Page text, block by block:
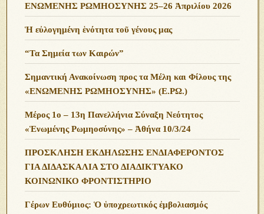
ΕΝΩΜΕΝΗΣ ΡΩΜΗΟΣΥΝΗΣ 25–26 Ἀπριλίου 2026
Ἡ εὐλογημένη ἑνότητα τοῦ γένους μας
“Τα Σημεία των Καιρών”
Σημαντική Ανακοίνωση προς τα Μέλη και Φίλους της
«ΕΝΩΜΕΝΗΣ ΡΩΜΗΟΣΥΝΗΣ» (Ε.ΡΩ.)
Μέρος 1ο – 13η Πανελλήνια Σύναξη Νεότητος
«Ἑνωμένης Ρωμηοσύνης» – Ἀθήνα 10/3/24
ΠΡΟΣΚΛΗΣΗ ΕΚΔΗΛΩΣΗΣ ΕΝΔΙΑΦΕΡΟΝΤΟΣ
ΓΙΑ ΔΙΔΑΣΚΑΛΙΑ ΣΤΟ ΔΙΑΔΙΚΤΥΑΚΟ
ΚΟΙΝΩΝΙΚΟ ΦΡΟΝΤΙΣΤΗΡΙΟ
Γέρων Ευθύμιος: Ὁ ὑποχρεωτικός ἐμβολιασμός